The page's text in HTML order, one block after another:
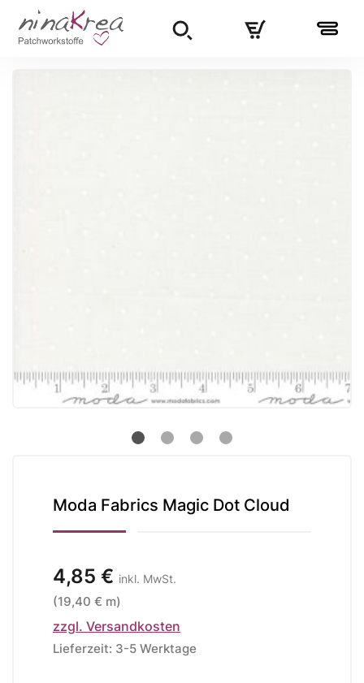
Moda Fabrics Magic Dot Cloud
4,85 € inkl. MwSt.
(19,40 € m)
zzgl. Versandkosten
Lieferzeit: 3-5 Werktage